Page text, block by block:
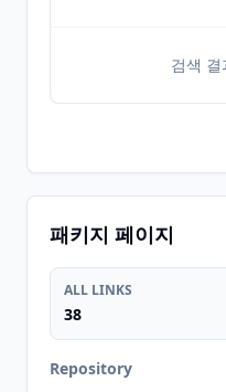
검색
패키지 페이지
ALL LINKS
38
Repository